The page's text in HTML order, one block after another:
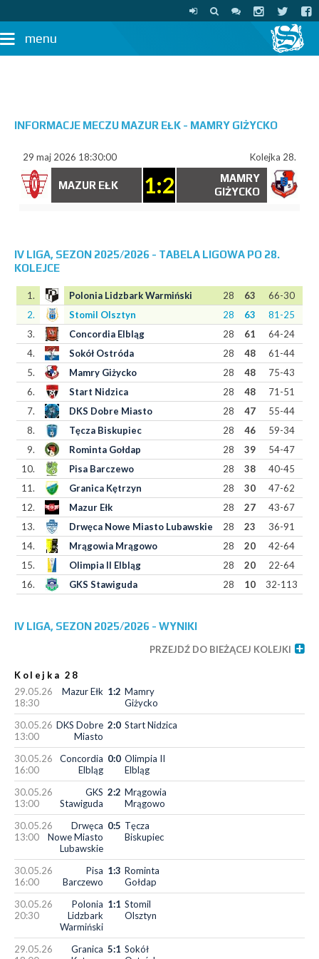
menu
INFORMACJE MECZU MAZUR EŁK - MAMRY GIŻYCKO
29 maj 2026 18:30:00 Kolejka 28.
MAZUR EŁK 1:2
MAMRY
GIŻYCKO
IV LIGA, SEZON 2025/2026 - TABELA LIGOWA PO 28.
KOLEJCE
1. Polonia Lidzbark Warmiński 28 63
66-30
2.
Stomil Olsztyn 28 63
81-25
3.
Concordia Elbląg 28 61
64-24
4.
Sokół Ostróda 28 48
61-44
5.
Mamry Giżycko 28 48
75-43
6.
Start Nidzica 28 48
71-51
7.
DKS Dobre Miasto 28 47
55-44
8.
Tęcza Biskupiec 28 46
59-34
9.
Rominta Gołdap 28 39
54-47
10.
Pisa Barczewo 28 38
40-45
11.
Granica Kętrzyn 28 30
47-62
12.
Mazur Ełk 28 27
43-67
13.
Drwęca Nowe Miasto Lubawskie 28 23
36-91
14.
Mrągowia Mrągowo 28 20
42-64
15.
Olimpia II Elbląg 28 20
22-64
16.
GKS Stawiguda 28 10 32-113
IV LIGA, SEZON 2025/2026 - WYNIKI
PRZEJDŹ DO BIEŻĄCEJ KOLEJKI
Kolejka 28
29.05.26
18:30
Mazur Ełk 1:2 Mamry
Giżycko
30.05.26
13:00
DKS Dobre
Miasto
2:0 Start Nidzica
30.05.26
16:00
Concordia
Elbląg
0:0 Olimpia II
Elbląg
30.05.26
13:00
GKS
Stawiguda
2:2 Mrągowia
Mrągowo
30.05.26
13:00
Drwęca
Nowe Miasto
Lubawskie
0:5 Tęcza
Biskupiec
30.05.26
16:00
Pisa
Barczewo
1:3 Rominta
Gołdap
30.05.26
20:30
Polonia
Lidzbark
Warmiński
1:1 Stomil
Olsztyn
29.05.26
Granica 5:1 Sokół